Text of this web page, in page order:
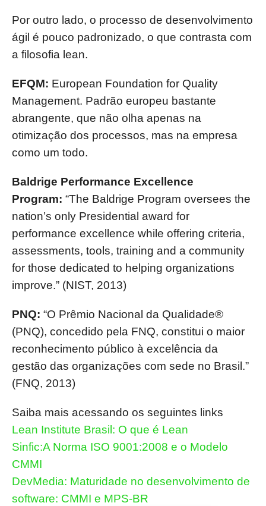
Por outro lado, o processo de desenvolvimento
ágil é pouco padronizado, o que contrasta com
a filosofia lean.
EFQM: European Foundation for Quality
Management. Padrão europeu bastante
abrangente, que não olha apenas na
otimização dos processos, mas na empresa
como um todo.
Baldrige Performance Excellence
Program: “The Baldrige Program oversees the
nation’s only Presidential award for
performance excellence while offering criteria,
assessments, tools, training and a community
for those dedicated to helping organizations
improve.” (NIST, 2013)
PNQ: “O Prêmio Nacional da Qualidade®
(PNQ), concedido pela FNQ, constitui o maior
reconhecimento público à excelência da
gestão das organizações com sede no Brasil.”
(FNQ, 2013)
Saiba mais acessando os seguintes links
Lean Institute Brasil: O que é Lean
Sinfic:A Norma ISO 9001:2008 e o Modelo
CMMI
DevMedia: Maturidade no desenvolvimento de
software: CMMI e MPS-BR